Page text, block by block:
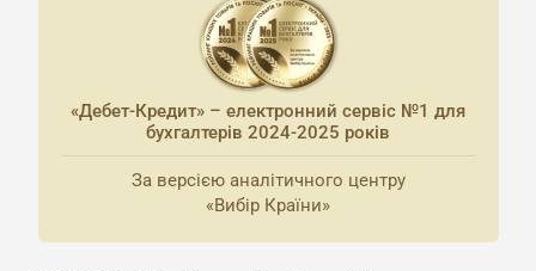
«Дебет-Кредит» – електронний сервіс №1 для
бухгалтерів 2024-2025 років
За версією аналітичного центру
«Вибір Країни»